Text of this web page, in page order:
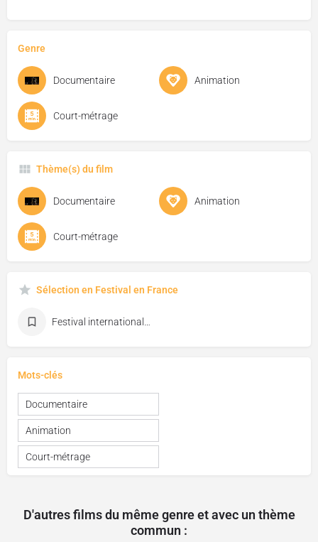
Genre
Documentaire Animation
Court-métrage
Thème(s) du film
Documentaire Animation
Court-métrage
Sélection en Festival en France
Festival international du film d'animation d'Annecy
Mots-clés
Documentaire
Animation
Court-métrage
D'autres films du même genre et avec un thème
commun :